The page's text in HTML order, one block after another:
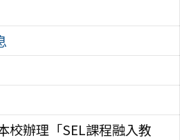
校辦理「SEL課程融入教